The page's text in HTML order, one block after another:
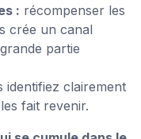
: récompenser les
crée un canal
partie
identifiez clairement
fait revenir.